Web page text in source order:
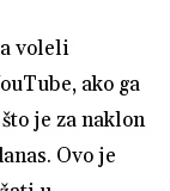
voleli
ako ga
je za naklon
Ovo je